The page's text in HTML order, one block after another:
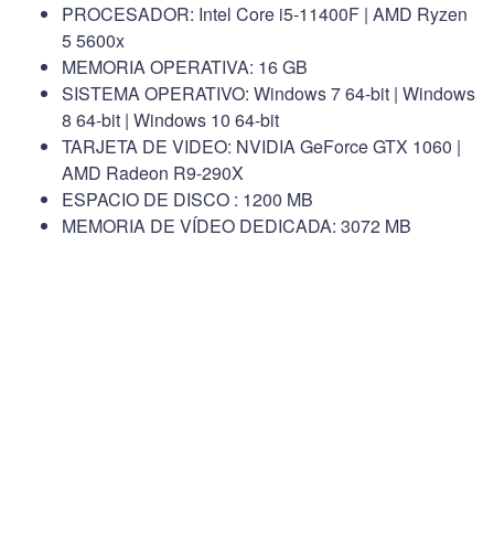
PROCESADOR: Intel Core i5-11400F | AMD Ryzen
5 5600x
MEMORIA OPERATIVA: 16 GB
SISTEMA OPERATIVO: Windows 7 64-bit | Windows
8 64-bit | Windows 10 64-bit
TARJETA DE VIDEO: NVIDIA GeForce GTX 1060 |
AMD Radeon R9-290X
ESPACIO DE DISCO : 1200 MB
MEMORIA DE VÍDEO DEDICADA: 3072 MB